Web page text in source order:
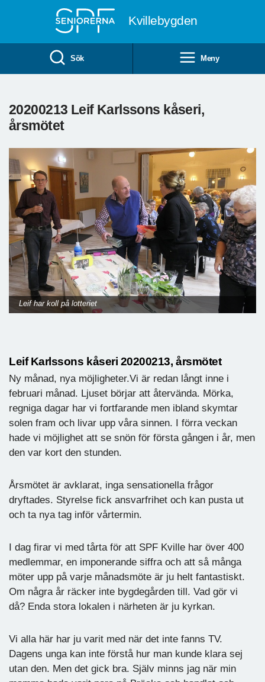
Kvillebygden
Sök Meny
20200213 Leif Karlssons kåseri,
årsmötet
Leif har koll på lotteriet
Leif Karlssons kåseri 20200213, årsmötet
Ny månad, nya möjligheter.Vi är redan långt inne i
februari månad. Ljuset börjar att återvända. Mörka,
regniga dagar har vi fortfarande men ibland skymtar
solen fram och livar upp våra sinnen. I förra veckan
hade vi möjlighet att se snön för första gången i år, men
den var kort den stunden.
Årsmötet är avklarat, inga sensationella frågor
dryftades. Styrelse fick ansvarfrihet och kan pusta ut
och ta nya tag inför vårtermin.
I dag firar vi med tårta för att SPF Kville har över 400
medlemmar, en imponerande siffra och att så många
möter upp på varje månadsmöte är ju helt fantastiskt.
Om några år räcker inte bygdegården till. Vad gör vi
då? Enda stora lokalen i närheten är ju kyrkan.
Vi alla här har ju varit med när det inte fanns TV.
Dagens unga kan inte förstå hur man kunde klara sej
utan den. Men det gick bra. Själv minns jag när min